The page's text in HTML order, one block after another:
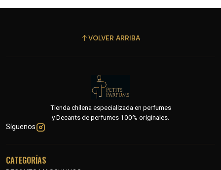
VOLVER ARRIBA
Tienda chilena especializada en perfumes
y Decants de perfumes 100% originales.
Síguenos
CATEGORÍAS